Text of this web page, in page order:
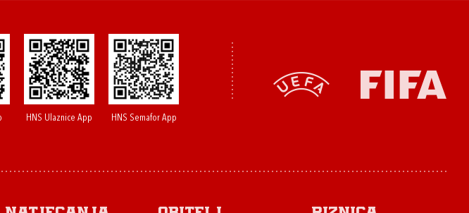
HNS Ulaznice App HNS Semafor App